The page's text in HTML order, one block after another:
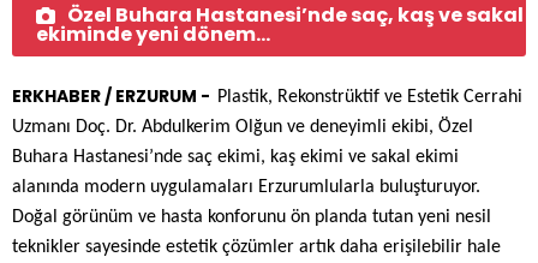
Özel Buhara Hastanesi’nde saç, kaş ve sakal
ekiminde yeni dönem...
ERKHABER / ERZURUM - Plastik, Rekonstrüktif ve Estetik Cerrahi
Uzmanı Doç. Dr. Abdulkerim Olğun ve deneyimli ekibi, Özel
Buhara Hastanesi’nde saç ekimi, kaş ekimi ve sakal ekimi
alanında modern uygulamaları Erzurumlularla buluşturuyor.
Doğal görünüm ve hasta konforunu ön planda tutan yeni nesil
teknikler sayesinde estetik çözümler artık daha erişilebilir hale